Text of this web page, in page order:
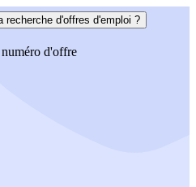
recherche d'offres d'emploi ?
d'offre